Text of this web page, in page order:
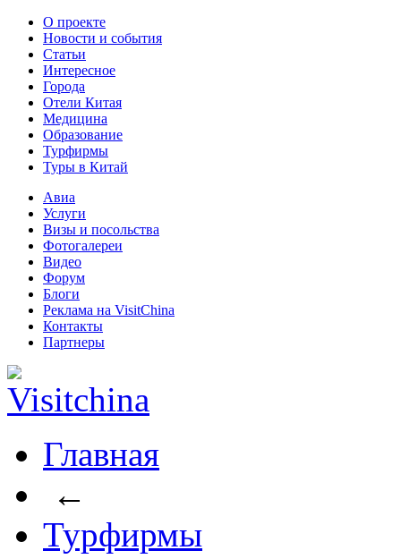
О проекте
Новости и события
Статьи
Интересное
Города
Отели Китая
Медицина
Образование
Турфирмы
Туры в Китай
Авиа
Услуги
Визы и посольства
Фотогалереи
Видео
Форум
Блоги
Реклама на VisitChina
Контакты
Партнеры
Главная
←
Турфирмы